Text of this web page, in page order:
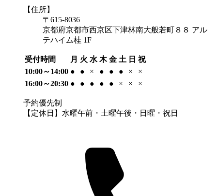
【住所】
〒615-8036
京都府京都市西京区下津林南大般若町８８ アル
テハイム桂 1F
受付時間 月 火 水 木 金 土 日 祝
10:00～14:00 ● ● × ● ● ● ×
×
16:00～20:30 ● ● ● ● ● × × ×
予約優先制
【定休日】水曜午前・土曜午後・日曜・祝日